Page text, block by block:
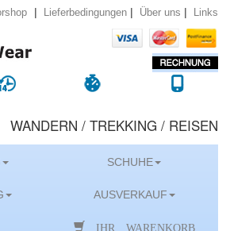
| Lieferbedingungen | Über uns | Links
WANDERN / TREKKING / REISEN
SCHUHE
AUSVERKAUF
IHR WARENKORB